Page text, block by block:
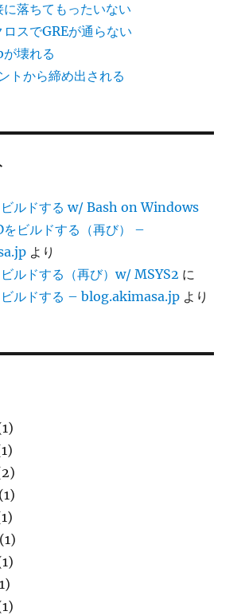
落ちてもったいない
スでGREが通らない
壊れる
トから締め出される
ルドする w/ Bash on Windows
をビルドする（再び） –
より
ルドする（再び）w/ MSYS2 に
ルドする – blog.akimasa.jp より
(1)
(1)